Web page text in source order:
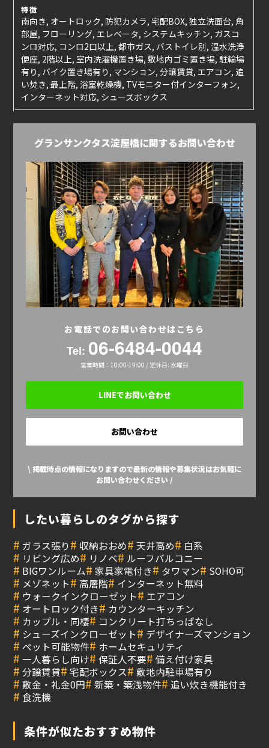
特徴
南向き, オートロック, 防犯カメラ, 宅配BOX, 独立洗面台, 角
部屋, フローリング, エレベータ, システムキッチン, ガスコ
ンロ対応, コンロ2口以上, 都市ガス, バストイレ別, 温水洗浄
便座, 2階以上, 室内洗濯機置き場, 敷地内ゴミ置き場, 駐輪場
有り, バイク置き場有り, マンション, 分譲賃貸, エアコン, 追
い焚き, 最上階, 浴室乾燥機, TVモニター付インターフォン,
インターネット対応, シューズボックス
グランサンクタス淀屋橋に関するお問い合わせ
お電話でのお問い合わせはこちら
Tel: 06-6484-0044
営業時間：10:00-19:00 / 定休日: 水曜日
LINEでお問い合わせ
お問い合わせ
\ 掲載時点の情報になりますので最新の情報や募集状況はお気軽に
お問い合わせください /
したい暮らしのタグから探す
# ガラス張り# 収納おおめ# 天井高め# 白系
# リビング広め# リノベ# ルーフバルコニー
# BIGワンルーム# 家具家電付き# タワマン# SOHO可
# メゾネット# 高層階# インターネット無料
# ウォークインクローゼット# エアコン
# オートロック付き# カウンターキッチン
# カップル・同棲# コンクリート打ちっぱなし
# シューズインクローゼット# デザイナーズマンション
# ペット可能物件# ホームセキュリティ
# 一人暮らし向け# 保証人不要# 備え付け家具
# 分譲賃貸# 宅配ボックス# 敷地内駐車場有り
# 敷金・礼金0円# 新築・築浅物件# 追い炊き機能付き
# 食洗機
条件が似たおすすめ物件